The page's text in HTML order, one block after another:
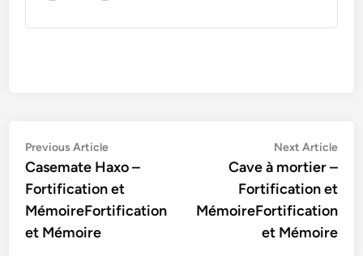
Navigation
de
l’article
Previous ArticlePrevious
article:
Casemate Haxo –
Fortification et
MémoireFortification
et Mémoire
Next Article
Cave à mortier –
Fortification et
MémoireFortification
et Mémoire